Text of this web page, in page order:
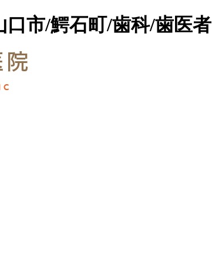
口市/鰐石町/歯科/歯医者